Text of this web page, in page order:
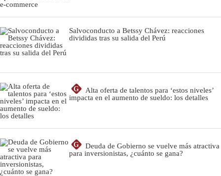
Salvoconducto a Betssy Chávez: reacciones
divididas tras su salida del Perú
G
Alta oferta de talentos para ‘estos niveles’
impacta en el aumento de sueldo: los detalles
G
Deuda de Gobierno se vuelve más atractiva
para inversionistas, ¿cuánto se gana?